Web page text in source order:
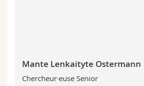
Mante Lenkaityte Ostermann
Chercheur·euse Senior